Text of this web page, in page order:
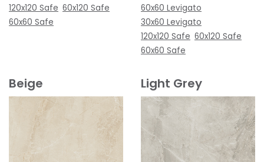
120x120 Safe 60x120 Safe
60x60 Safe
60x60 Levigato
30x60 Levigato
120x120 Safe 60x120 Safe
60x60 Safe
Beige Light Grey